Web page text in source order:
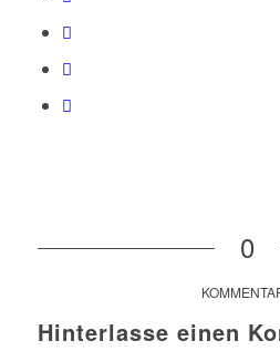
0
Hinterlasse einen